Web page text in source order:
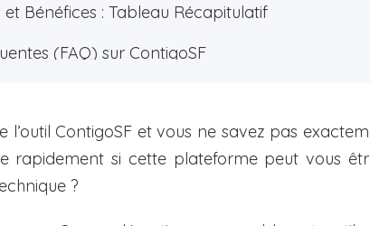
Bénéfices : Tableau Récapitulatif
(FAQ) sur ContigoSF
ContigoSF et vous ne savez pas
rapidement si cette plateforme peut vous
?